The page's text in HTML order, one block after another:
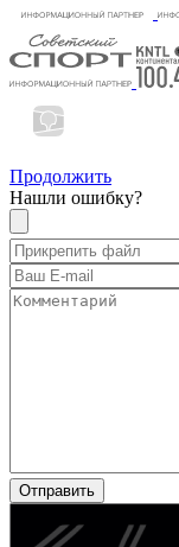
Продолжить
Нашли ошибку?